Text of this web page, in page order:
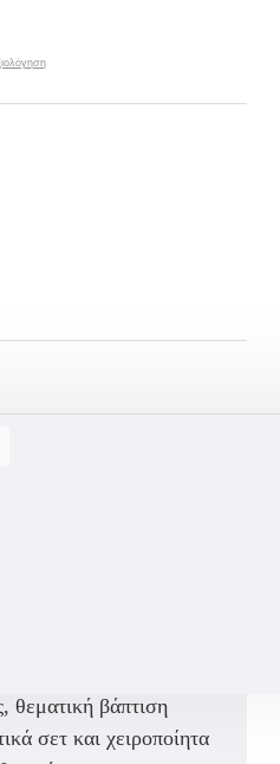
χειροποίητη θαλασσινή
κοχύλι με
, θεματική βάπτιση
σετ και χειροποίητα